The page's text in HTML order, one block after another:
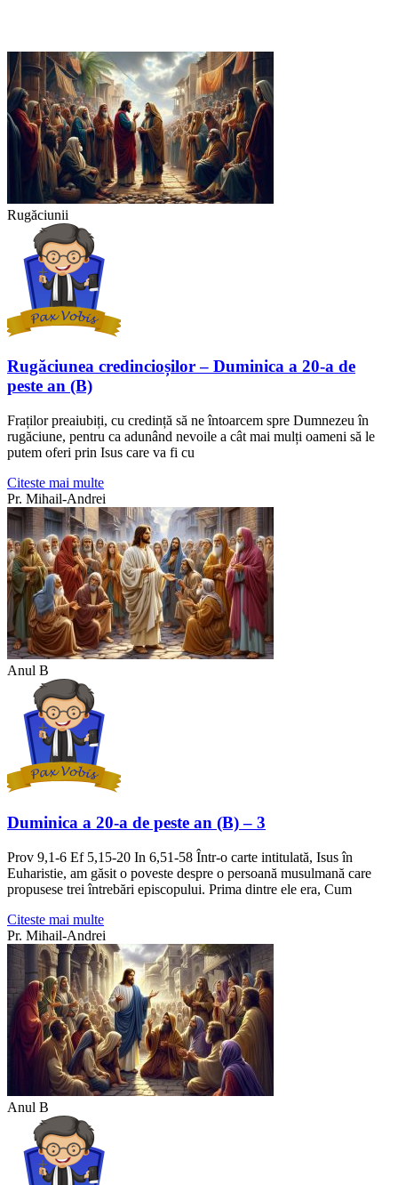
Rugăciunii
Rugăciunea credincioșilor – Duminica a 20-a de
peste an (B)
Fraților preaiubiți, cu credință să ne întoarcem spre Dumnezeu în
rugăciune, pentru ca adunând nevoile a cât mai mulți oameni să le
putem oferi prin Isus care va fi cu
Citeste mai multe
Pr. Mihail-Andrei
Anul B
Duminica a 20-a de peste an (B) – 3
Prov 9,1-6 Ef 5,15-20 In 6,51-58 Într-o carte intitulată, Isus în
Euharistie, am găsit o poveste despre o persoană musulmană care
propusese trei întrebări episcopului. Prima dintre ele era, Cum
Citeste mai multe
Pr. Mihail-Andrei
Anul B